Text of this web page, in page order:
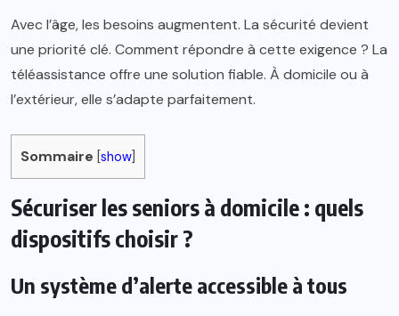
Avec l’âge, les besoins augmentent. La sécurité devient
une priorité clé. Comment répondre à cette exigence ? La
téléassistance offre une solution fiable. À domicile ou à
l’extérieur, elle s’adapte parfaitement.
Sommaire [show
Sécuriser les seniors à domicile : quels
dispositifs choisir ?
Un système d’alerte accessible à tous